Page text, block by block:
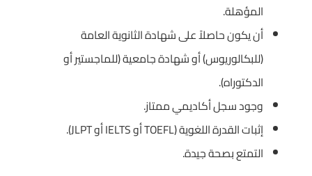
المؤهلة.
أن يكون حاصلاً على شهادة الثانوية العامة
(للبكالوريوس) أو شهادة جامعية (للماجستير أو
الدكتوراه).
وجود سجل أكاديمي ممتاز.
إثبات القدرة اللغوية (TOEFL أو IELTS أو JLPT).
التمتع بصحة جيدة.